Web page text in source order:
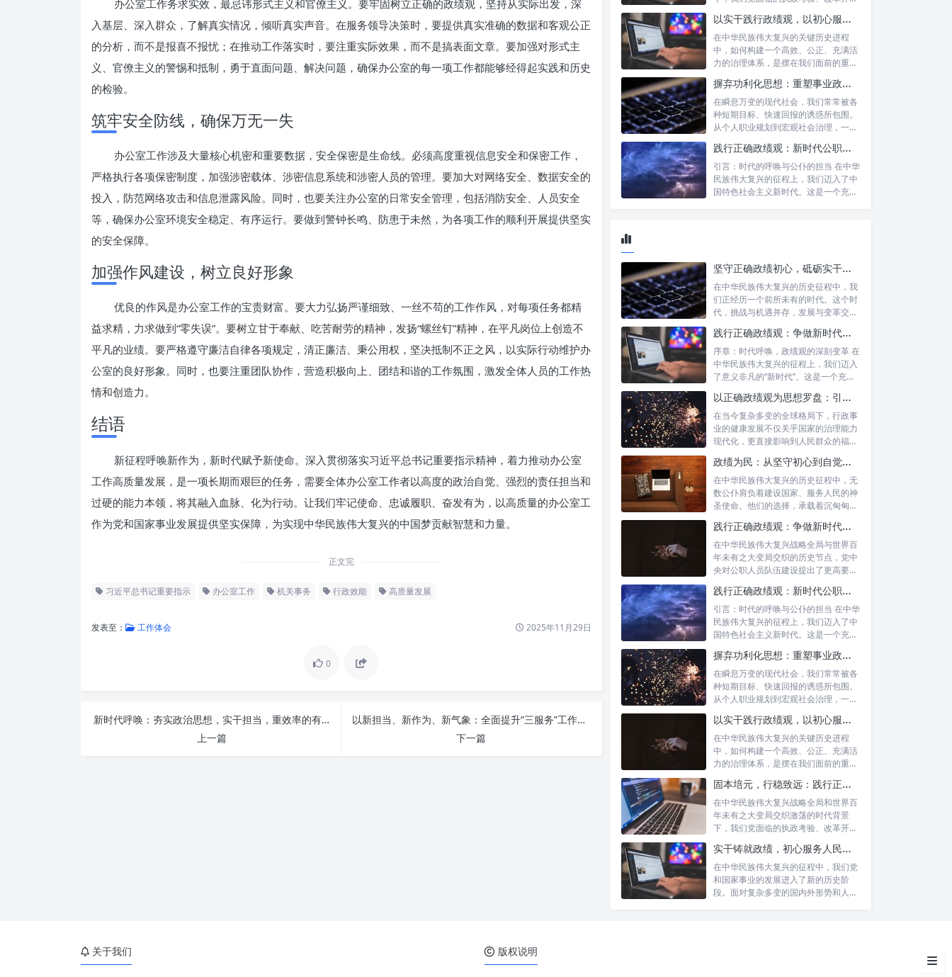
办公室工作务求实效，最忌讳形式主义和官僚主义。要牢固树立正确的政绩观，坚持从实际出发，深
入基层、深入群众，了解真实情况，倾听真实声音。在服务领导决策时，要提供真实准确的数据和客观公正
的分析，而不是报喜不报忧；在推动工作落实时，要注重实际效果，而不是搞表面文章。要加强对形式主
义、官僚主义的警惕和抵制，勇于直面问题、解决问题，确保办公室的每一项工作都能够经得起实践和历史
的检验。
筑牢安全防线，确保万无一失
办公室工作涉及大量核心机密和重要数据，安全保密是生命线。必须高度重视信息安全和保密工作，
严格执行各项保密制度，加强涉密载体、涉密信息系统和涉密人员的管理。要加大对网络安全、数据安全的
投入，防范网络攻击和信息泄露风险。同时，也要关注办公室的日常安全管理，包括消防安全、人员安全
等，确保办公室环境安全稳定、有序运行。要做到警钟长鸣、防患于未然，为各项工作的顺利开展提供坚实
的安全保障。
加强作风建设，树立良好形象
优良的作风是办公室工作的宝贵财富。要大力弘扬严谨细致、一丝不苟的工作作风，对每项任务都精
益求精，力求做到“零失误”。要树立甘于奉献、吃苦耐劳的精神，发扬“螺丝钉”精神，在平凡岗位上创造不
平凡的业绩。要严格遵守廉洁自律各项规定，清正廉洁、秉公用权，坚决抵制不正之风，以实际行动维护办
公室的良好形象。同时，也要注重团队协作，营造积极向上、团结和谐的工作氛围，激发全体人员的工作热
情和创造力。
结语
新征程呼唤新作为，新时代赋予新使命。深入贯彻落实习近平总书记重要指示精神，着力推动办公室
工作高质量发展，是一项长期而艰巨的任务，需要全体办公室工作者以高度的政治自觉、强烈的责任担当和
过硬的能力本领，将其融入血脉、化为行动。让我们牢记使命、忠诚履职、奋发有为，以高质量的办公室工
作为党和国家事业发展提供坚实保障，为实现中华民族伟大复兴的中国梦贡献智慧和力量。
正文完
习近平总书记重要指示 办公室工作 机关事务 行政效能 高质量发展
发表至： 工作体会 2025年11月29日
0
新时代呼唤：夯实政治思想，实干担当，重效率的有机统一
上一篇
以新担当、新作为、新气象：全面提升“三服务”工作能力的核心路径与实践
下一篇
以实干践行政绩观，以初心服务群众：新时代治理的灯塔与指南
在中华民族伟大复兴的关键历史进程
中，如何构建一个高效、公正、充满活
力的治理体系，是摆在我们面前的重要
摒弃功利化思想：重塑事业政绩观，驱动社会高质量发展
在瞬息万变的现代社会，我们常常被各
种短期目标、快速回报的诱惑所包围。
从个人职业规划到宏观社会治理，一种
践行正确政绩观：新时代公职人员的使命与担当
引言：时代的呼唤与公仆的担当 在中华
民族伟大复兴的征程上，我们迈入了中
国特色社会主义新时代。这是一个充满
坚守正确政绩初心，砥砺实干担当精神：锚定新时代高质量发展的精神坐标
在中华民族伟大复兴的历史征程中，我
们正经历一个前所未有的时代。这个时
代，挑战与机遇并存，发展与变革交
践行正确政绩观：争做新时代合格公职人员的根本遵循与行动自觉
序章：时代呼唤，政绩观的深刻变革 在
中华民族伟大复兴的征程上，我们迈入
了意义非凡的“新时代”。这是一个充满
以正确政绩观为思想罗盘：引领行政事业高质量发展新征程
在当今复杂多变的全球格局下，行政事
业的健康发展不仅关乎国家的治理能力
现代化，更直接影响到人民群众的福祉
政绩为民：从坚守初心到自觉树立正确政绩观的实践之路
在中华民族伟大复兴的历史征程中，无
数公仆肩负着建设国家、服务人民的神
圣使命。他们的选择，承载着沉甸甸的
践行正确政绩观：争做新时代合格公职人员的根本遵循与实践路径
在中华民族伟大复兴战略全局与世界百
年未有之大变局交织的历史节点，党中
央对公职人员队伍建设提出了更高要
践行正确政绩观：新时代公职人员的使命与担当
引言：时代的呼唤与公仆的担当 在中华
民族伟大复兴的征程上，我们迈入了中
国特色社会主义新时代。这是一个充满
摒弃功利化思想：重塑事业政绩观，驱动社会高质量发展
在瞬息万变的现代社会，我们常常被各
种短期目标、快速回报的诱惑所包围。
从个人职业规划到宏观社会治理，一种
以实干践行政绩观，以初心服务群众：新时代治理的灯塔与指南
在中华民族伟大复兴的关键历史进程
中，如何构建一个高效、公正、充满活
力的治理体系，是摆在我们面前的重要
固本培元，行稳致远：践行正确政绩理念，永葆务实清廉作风的时代命题
在中华民族伟大复兴战略全局和世界百
年未有之大变局交织激荡的时代背景
下，我们党面临的执政考验、改革开放
实干铸就政绩，初心服务人民：新时代干部担当作为的实践指南
在中华民族伟大复兴的征程中，我们党
和国家事业的发展进入了新的历史阶
段。面对复杂多变的国内外形势和人民
深刻领会总书记重要指示精神的
丰富内涵
办公室工作的战略定位与时代要
求
关于我们 版权说明